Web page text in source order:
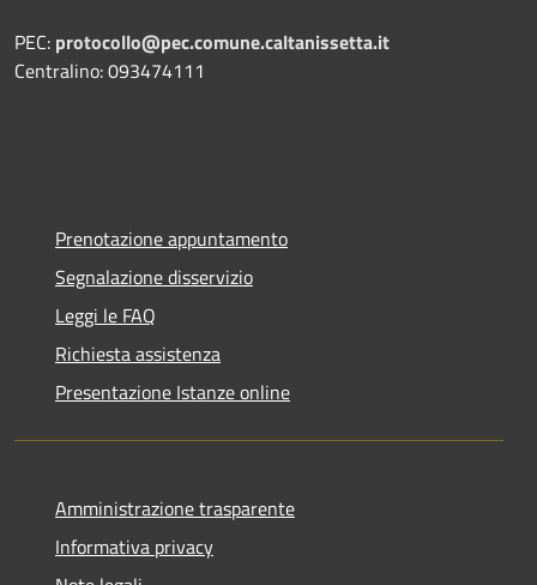
PEC: protocollo@pec.comune.caltanissetta.it
Centralino: 093474111
Prenotazione appuntamento
Segnalazione disservizio
Leggi le FAQ
Richiesta assistenza
Presentazione Istanze online
Amministrazione trasparente
Informativa privacy